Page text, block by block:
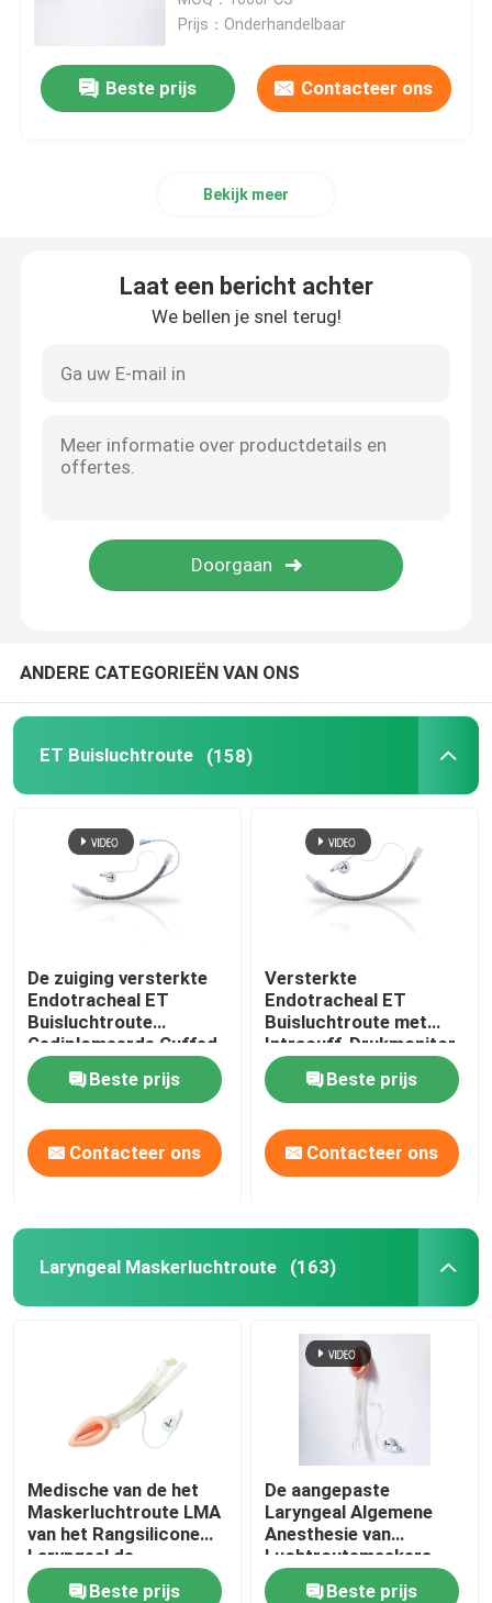
Dubbele Lumen Luchtpijptak
Zuig katheter
Videointubatieapparaten
Persoonlijk beschermingsmiddelppe
Verdoofingsmiddelen
Endotracheale buiscomponenten
OEM-katheters
Prijs：Onderhandelbaar
Beste prijs Contacteer ons
Bekijk meer
Laat een bericht achter
We bellen je snel terug!
ANDERE CATEGORIEËN VAN ONS
ET Buisluchtroute (158)
De zuiging versterkte
Endotracheal ET
Buisluchtroute
Gediplomeerde Cuffed
ISO13485
Beste prijs
Contacteer ons
Versterkte
Endotracheal ET
Buisluchtroute met
Intracuff-Drukmonitor
Beste prijs
Contacteer ons
Laryngeal Maskerluchtroute (163)
Medische van de het
Maskerluchtroute LMA
van het Rangsilicone
Laryngeal de
Beschermerluchtroute
Beste prijs
De aangepaste
Laryngeal Algemene
Anesthesie van
Luchtroutemaskers
LMA
Beste prijs